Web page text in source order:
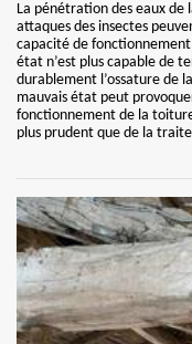
La pénétration des eaux de
attaques des insectes
capacité de
état n’est plus capable de
durablement l’ossature de
mauvais état peut
fonctionnement de la
plus prudent que de la